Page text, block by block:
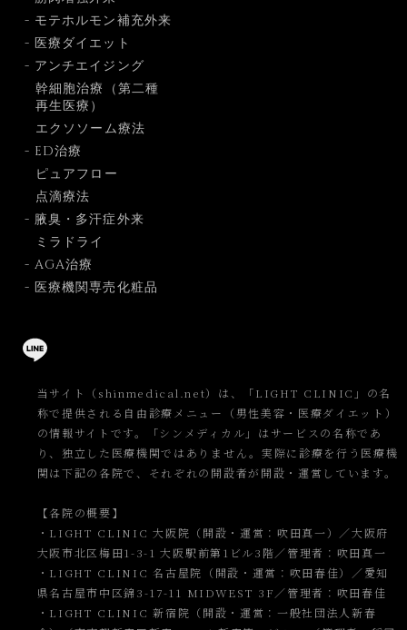
- モテホルモン補充外来
- 医療ダイエット
- アンチエイジング
幹細胞治療（第二種
再生医療）
エクソソーム療法
- ED治療
ピュアフロー
点滴療法
- 腋臭・多汗症外来
ミラドライ
- AGA治療
- 医療機関専売化粧品
当サイト（shinmedical.net）は、「LIGHT CLINIC」の名
称で提供される自由診療メニュー（男性美容・医療ダイエット）
の情報サイトです。「シンメディカル」はサービスの名称であ
り、独立した医療機関ではありません。実際に診療を行う医療機
関は下記の各院で、それぞれの開設者が開設・運営しています。
【各院の概要】
・LIGHT CLINIC 大阪院（開設・運営：吹田真一）／大阪府
大阪市北区梅田1-3-1 大阪駅前第1ビル3階／管理者：吹田真一
・LIGHT CLINIC 名古屋院（開設・運営：吹田春佳）／愛知
県名古屋市中区錦3-17-11 MIDWEST 3F／管理者：吹田春佳
・LIGHT CLINIC 新宿院（開設・運営：一般社団法人新春